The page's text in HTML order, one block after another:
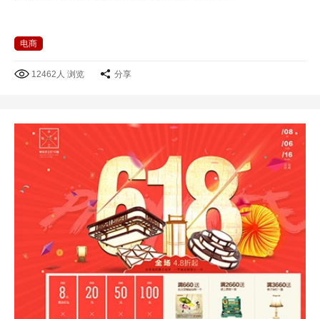
电商
12462人 浏览 分享